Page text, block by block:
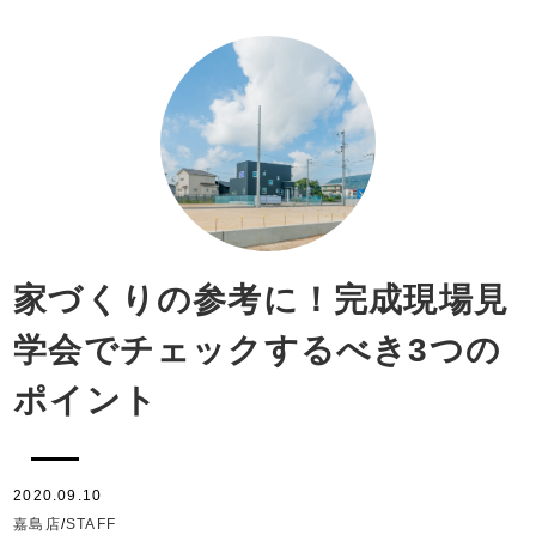
家づくりの参考に！完成現場見
学会でチェックするべき3つの
ポイント
2020.09.10
嘉島店/STAFF